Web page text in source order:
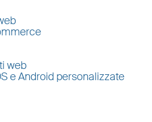
web
e Android personalizzate